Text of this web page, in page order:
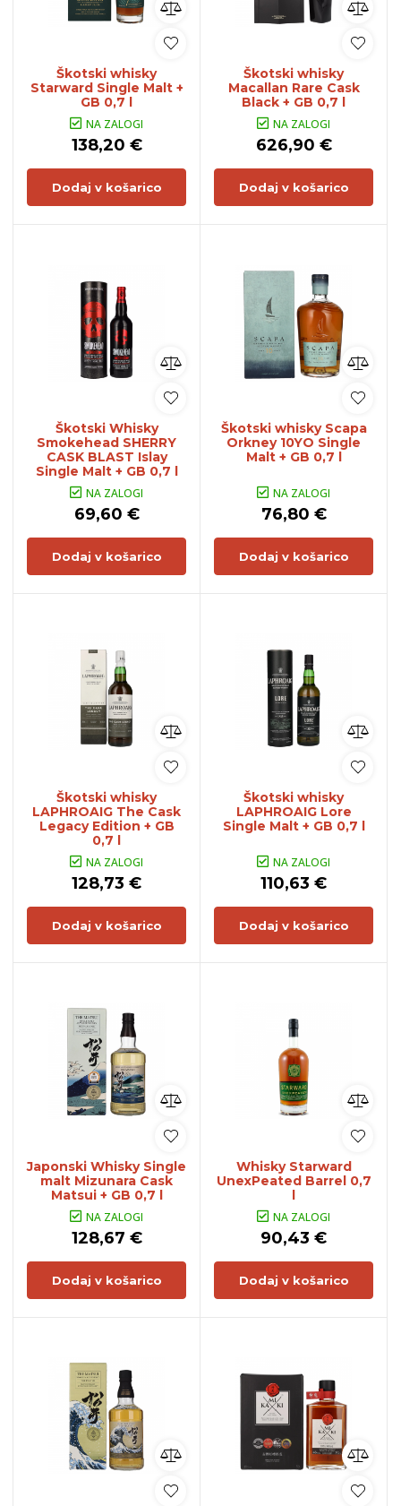
Škotski whisky
Starward Single Malt +
GB 0,7 l
NA ZALOGI
138,20 €
Dodaj v košarico
Škotski whisky
Macallan Rare Cask
Black + GB 0,7 l
NA ZALOGI
626,90 €
Dodaj v košarico
Škotski Whisky
Smokehead SHERRY
CASK BLAST Islay
Single Malt + GB 0,7 l
NA ZALOGI
69,60 €
Dodaj v košarico
Škotski whisky Scapa
Orkney 10YO Single
Malt + GB 0,7 l
NA ZALOGI
76,80 €
Dodaj v košarico
Škotski whisky
LAPHROAIG The Cask
Legacy Edition + GB
0,7 l
NA ZALOGI
128,73 €
Dodaj v košarico
Škotski whisky
LAPHROAIG Lore
Single Malt + GB 0,7 l
NA ZALOGI
110,63 €
Dodaj v košarico
Japonski Whisky Single
malt Mizunara Cask
Matsui + GB 0,7 l
NA ZALOGI
128,67 €
Dodaj v košarico
Whisky Starward
UnexPeated Barrel 0,7
l
NA ZALOGI
90,43 €
Dodaj v košarico